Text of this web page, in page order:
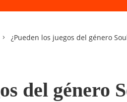
¿Pueden los juegos del género
del género